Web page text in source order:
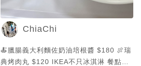
ChiaChi
🍝臘腸義大利麵佐奶油培根醬 $180 🍖瑞
典烤肉丸 $120 IKEA不只冰淇淋 餐點也